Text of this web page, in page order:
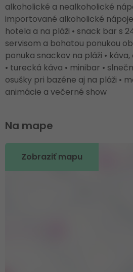
alkoholické a nealkoholické
importované alkoholické
hotela a na pláži • snack bar s
servisom a bohatou ponukou
ponuka snackov na pláži •
• turecká káva • minibar •
osušky pri bazéne aj na pláži •
animácie a večerné show
Na mape
Zobraziť mapu